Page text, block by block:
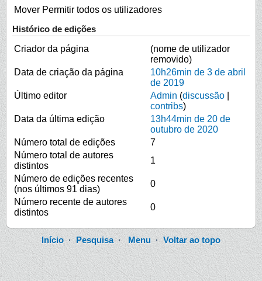
Mover Permitir todos os utilizadores
Histórico de edições
Criador da página
(nome de utilizador
removido)
Data de criação da página
10h26min de 3 de abril
de 2019
Último editor
Admin (discussão
contribs)
Data da última edição
13h44min de 20 de
outubro de 2020
Número total de edições
7
Número total de autores
distintos
1
Número de edições recentes
(nos últimos 91 dias)
0
Número recente de autores
distintos
0
Início·Pesquisa·Menu ·Voltar ao topo